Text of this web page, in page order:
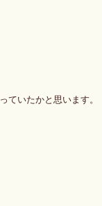
ていたかと思います。